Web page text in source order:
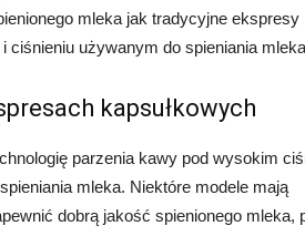
mleka jak tradycyjne ekspresy
ciśnieniu używanym do spieniania
kapsułkowych
parzenia kawy pod wysokim
mleka. Niektóre modele mają
dobrą jakość spienionego mleka,